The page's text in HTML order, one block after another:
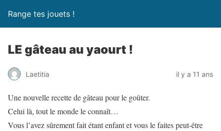
Range tes jouets !
LE gâteau au yaourt !
Laetitia il y a 11 ans
Une nouvelle recette de gâteau pour le goûter.
Celui là, tout le monde le connaît…
Vous l’avez sûrement fait étant enfant et vous le faites peut-être